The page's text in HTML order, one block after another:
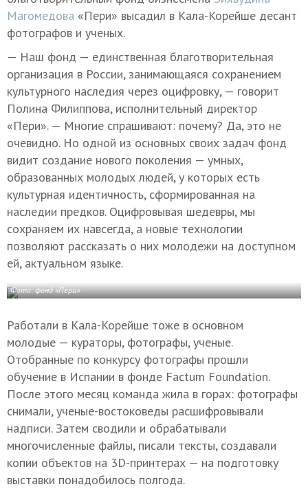
Магомедова «Пери» высадил в Кала-Корейше десант
фотографов и ученых.
— Наш фонд — единственная благотворительная
организация в России, занимающаяся сохранением
культурного наследия через оцифровку, — говорит
Полина Филиппова, исполнительный директор
«Пери». — Многие спрашивают: почему? Да, это не
очевидно. Но одной из основных своих задач фонд
видит создание нового поколения — умных,
образованных молодых людей, у которых есть
культурная идентичность, сформированная на
наследии предков. Оцифровывая шедевры, мы
сохраняем их навсегда, а новые технологии
позволяют рассказать о них молодежи на доступном
ей, актуальном языке.
Фото: фонд «Пери»
Работали в Кала-Корейше тоже в основном
молодые — кураторы, фотографы, ученые.
Отобранные по конкурсу фотографы прошли
обучение в Испании в фонде Factum Foundation.
После этого месяц команда жила в горах: фотографы
снимали, ученые-востоковеды расшифровывали
надписи. Затем сводили и обрабатывали
многочисленные файлы, писали тексты, создавали
копии объектов на 3D-принтерах — на подготовку
выставки понадобилось полгода.